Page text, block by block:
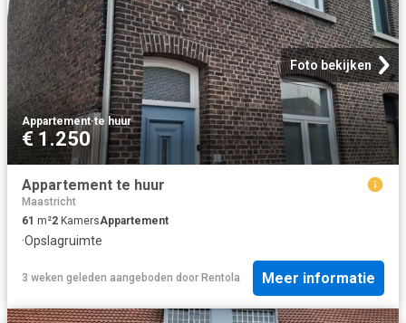
Foto bekijken
Appartement·te huur
€ 1.250
Appartement te huur
Maastricht
61 m²2 KamersAppartement
·Opslagruimte
3 weken geleden aangeboden door Rentola Meer informatie